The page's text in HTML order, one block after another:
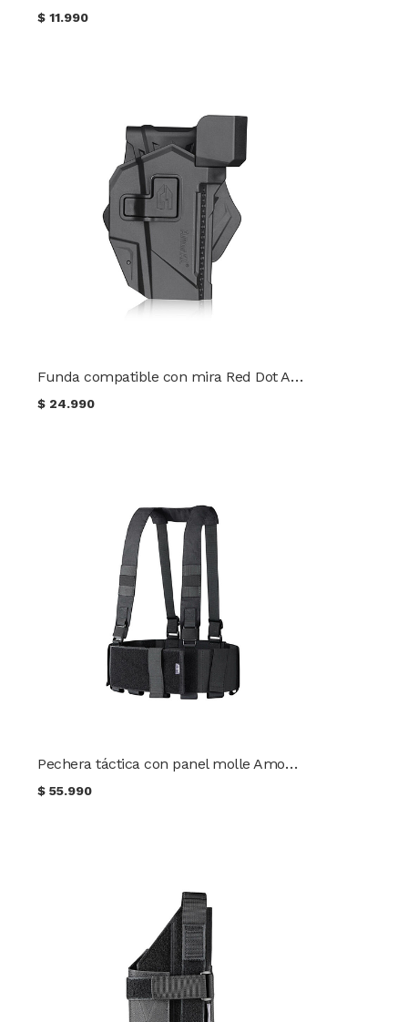
$11.990
Funda compatible con mira Red Dot Amomax para Glock 17 / 19 / CZ P10C AM-RDS-GAG
$ 24.990
Pechera táctica con panel molle Amomax 9 pouches AM-CR001
$55.990